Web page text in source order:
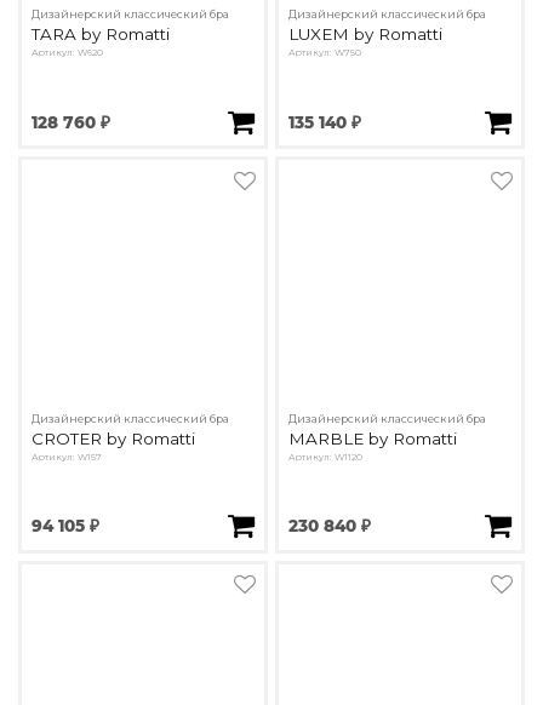
Дизайнерский классический бра
TARA by Romatti
Артикул: W620
128 760 ₽
Дизайнерский классический бра
LUXEM by Romatti
Артикул: W750
135 140 ₽
Дизайнерский классический бра
CROTER by Romatti
Артикул: W157
94 105 ₽
Дизайнерский классический бра
MARBLE by Romatti
Артикул: W1120
230 840 ₽